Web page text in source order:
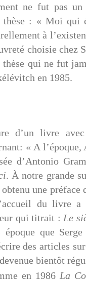
ne fut pas
: « Moi qui
à
choisie chez
qui ne fut
en 1985.
d’un livre
« A
d’Antonio
. À notre grande
une préface
du livre
qui titrait : Le
époque que
des articles
bientôt
en 1986 La